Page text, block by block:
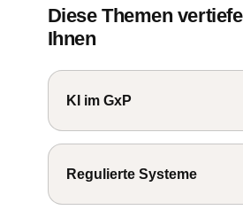
Diese Themen
Ihnen
KI im GxP
Regulierte Systeme